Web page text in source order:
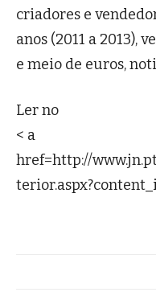
criadores e
anos (2011 a 2013),
e meio de euros,
Ler no
< a
href=http://